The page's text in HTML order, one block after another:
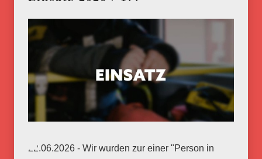
22.06.2026 - Wir wurden zur einer "Person in